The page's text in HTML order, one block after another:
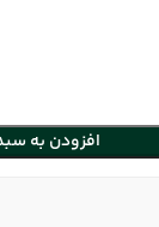
افزودن به